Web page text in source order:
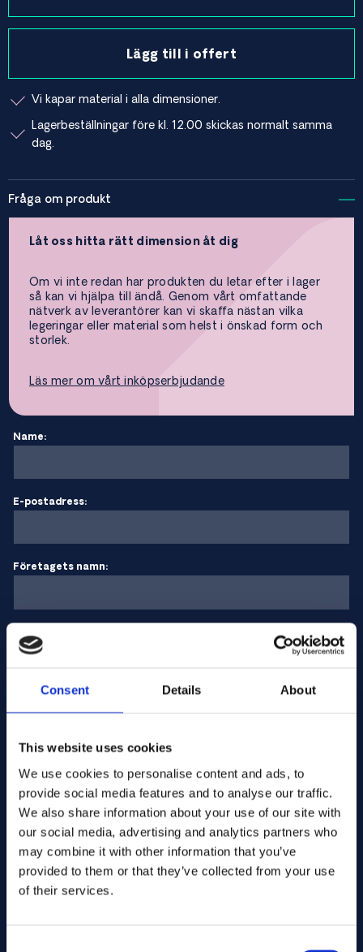
Consent Details About
This website uses cookies
We use cookies to personalise content and ads, to
provide social media features and to analyse our traffic.
We also share information about your use of our site with
our social media, advertising and analytics partners who
may combine it with other information that you’ve
provided to them or that they’ve collected from your use
of their services.
Lägg till i offert
Vi kapar material i alla dimensioner.
Lagerbeställningar före kl. 12.00 skickas normalt samma
dag.
Fråga om produkt
Låt oss hitta rätt dimension åt dig
Om vi inte redan har produkten du letar efter i lager
så kan vi hjälpa till ändå. Genom vårt omfattande
nätverk av leverantörer kan vi skaffa nästan vilka
legeringar eller material som helst i önskad form och
storlek.
Läs mer om vårt inköpserbjudande
Name:
E-postadress:
Företagets namn:
Ditt meddelande